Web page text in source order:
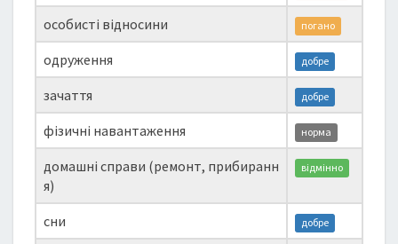
особисті відносини погано
одруження добре
зачаття добре
фізичні навантаження норма
домашні справи (ремонт, прибиранн
я)
відмінно
сни добре